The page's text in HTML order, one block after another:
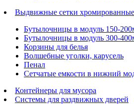
Выдвижные сетки хромированные
Бутылочницы в модуль 150-
Бутылочницы в модуль 300-
Корзины для белья
Волшебные уголки, карусель
Пенал
Cетчатые емкости в нижний
Контейнеры для мусора
Системы для раздвижных дверей